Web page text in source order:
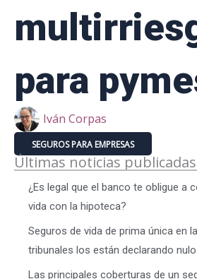
para
Iván Corpas
SEGUROS PARA EMPRESAS
Últimas noticias publicadas
¿Es legal que el banco te obligue a
vida con la hipoteca?
Seguros de vida de prima única en
tribunales los están declarando
Las principales coberturas de un